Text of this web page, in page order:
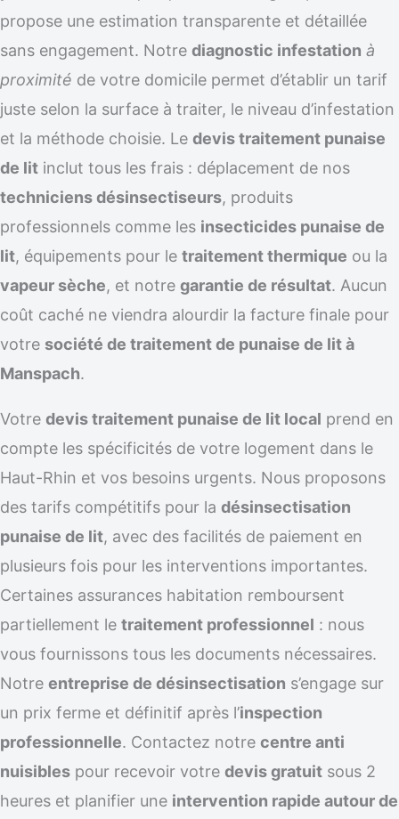
propose une estimation transparente et détaillée
sans engagement. Notre diagnostic infestation à
proximité de votre domicile permet d’établir un tarif
juste selon la surface à traiter, le niveau d’infestation
et la méthode choisie. Le devis traitement punaise
de lit inclut tous les frais : déplacement de nos
techniciens désinsectiseurs, produits
professionnels comme les insecticides punaise de
lit, équipements pour le traitement thermique ou la
vapeur sèche, et notre garantie de résultat. Aucun
coût caché ne viendra alourdir la facture finale pour
votre société de traitement de punaise de lit à
Manspach.
Votre devis traitement punaise de lit local prend en
compte les spécificités de votre logement dans le
Haut-Rhin et vos besoins urgents. Nous proposons
des tarifs compétitifs pour la désinsectisation
punaise de lit, avec des facilités de paiement en
plusieurs fois pour les interventions importantes.
Certaines assurances habitation remboursent
partiellement le traitement professionnel : nous
vous fournissons tous les documents nécessaires.
Notre entreprise de désinsectisation s’engage sur
un prix ferme et définitif après l’inspection
professionnelle. Contactez notre centre anti
nuisibles pour recevoir votre devis gratuit sous 2
heures et planifier une intervention rapide autour de